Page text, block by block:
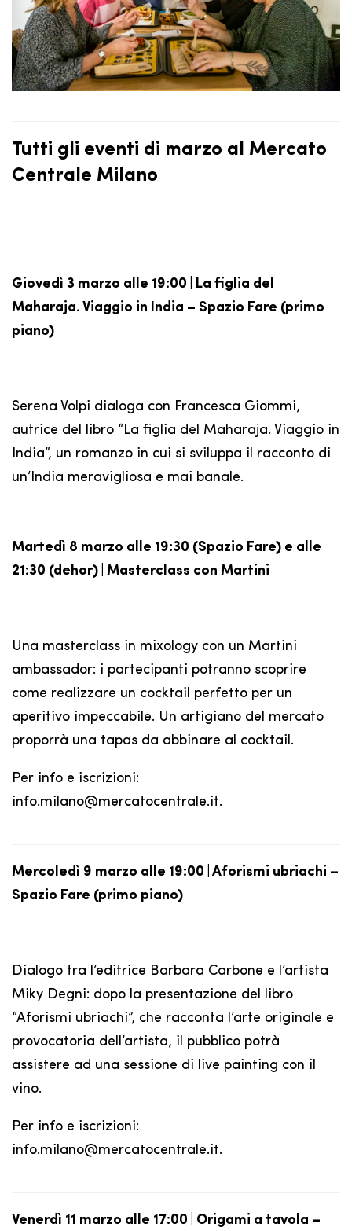
Tutti gli eventi di marzo al Mercato
Centrale Milano
Giovedì 3 marzo alle 19:00 | La figlia del
Maharaja. Viaggio in India – Spazio Fare (primo
piano)
Serena Volpi dialoga con Francesca Giommi,
autrice del libro “La figlia del Maharaja. Viaggio in
India”, un romanzo in cui si sviluppa il racconto di
un’India meravigliosa e mai banale.
Martedì 8 marzo alle 19:30 (Spazio Fare) e alle
21:30 (dehor) | Masterclass con Martini
Una masterclass in mixology con un Martini
ambassador: i partecipanti potranno scoprire
come realizzare un cocktail perfetto per un
aperitivo impeccabile. Un artigiano del mercato
proporrà una tapas da abbinare al cocktail.
Per info e iscrizioni:
info.milano@mercatocentrale.it.
Mercoledì 9 marzo alle 19:00 | Aforismi ubriachi –
Spazio Fare (primo piano)
Dialogo tra l’editrice Barbara Carbone e l’artista
Miky Degni: dopo la presentazione del libro
“Aforismi ubriachi”, che racconta l’arte originale e
provocatoria dell’artista, il pubblico potrà
assistere ad una sessione di live painting con il
vino.
Per info e iscrizioni:
info.milano@mercatocentrale.it.
Venerdì 11 marzo alle 17:00 | Origami a tavola –